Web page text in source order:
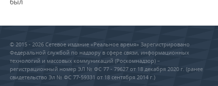
был
© 2015 - 2026 Сетевое издание «Реальное время» Зарегистрировано
Федеральной службой по надзору в сфере связи, информационных
технологий и массовых коммуникаций (Роскомнадзор) –
регистрационный номер ЭЛ № ФС 77 - 79627 от 18 декабря 2020 г. (ранее
свидетельство Эл № ФС 77-59331 от 18 сентября 2014 г.)